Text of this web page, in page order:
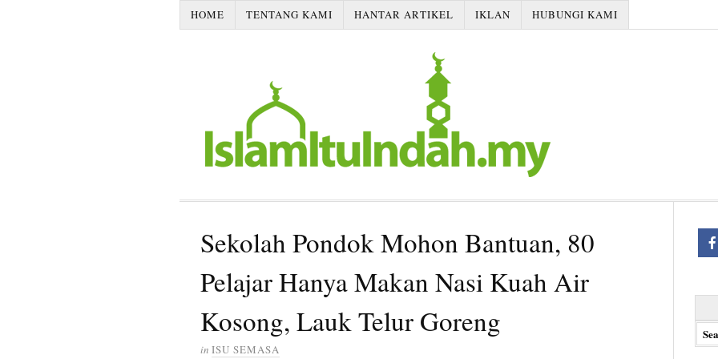
HOME TENTANG KAMI HANTAR ARTIKEL IKLAN HUBUNGI KAMI
Sekolah Pondok Mohon Bantuan, 80
Pelajar Hanya Makan Nasi Kuah Air
Kosong, Lauk Telur Goreng
in ISU SEMASA